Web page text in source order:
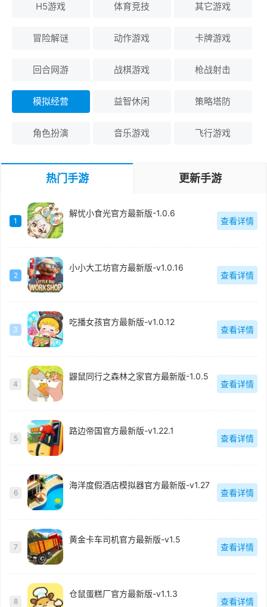
H5游戏 体育竞技 其它游戏
冒险解谜 动作游戏 卡牌游戏
回合网游 战棋游戏 枪战射击
模拟经营 益智休闲 策略塔防
角色扮演 音乐游戏 飞行游戏
热门手游 更新手游
1
解忧小食光官方最新版-1.0.6
查看详情
2
小小大工坊官方最新版-v1.0.16
查看详情
3
吃播女孩官方最新版-v1.0.12
查看详情
4
鼹鼠同行之森林之家官方最新版-1.0.5
查看详情
5
路边帝国官方最新版-v1.22.1
查看详情
6
海洋度假酒店模拟器官方最新版-v1.27
查看详情
7
黄金卡车司机官方最新版-v1.5
查看详情
8
仓鼠蛋糕厂官方最新版-v1.1.3
查看详情